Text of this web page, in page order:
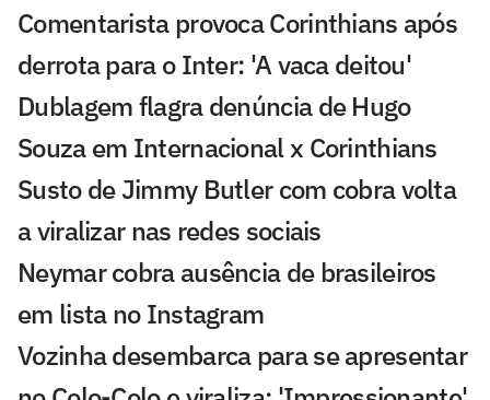
Comentarista provoca Corinthians após
derrota para o Inter: 'A vaca deitou'
Dublagem flagra denúncia de Hugo
Souza em Internacional x Corinthians
Susto de Jimmy Butler com cobra volta
a viralizar nas redes sociais
Neymar cobra ausência de brasileiros
em lista no Instagram
Vozinha desembarca para se apresentar